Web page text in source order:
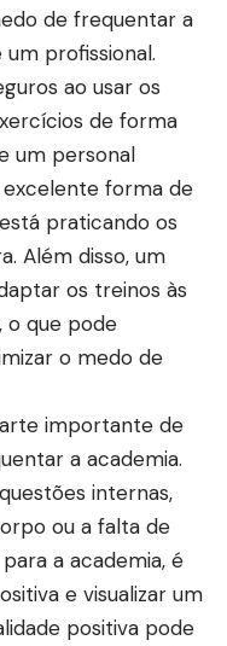
de frequentar a
profissional.
ao usar os
de forma
um personal
forma de
praticando os
Além disso, um
os treinos às
o que pode
o medo de
importante de
a academia.
internas,
ou a falta de
a academia, é
e visualizar um
positiva pode